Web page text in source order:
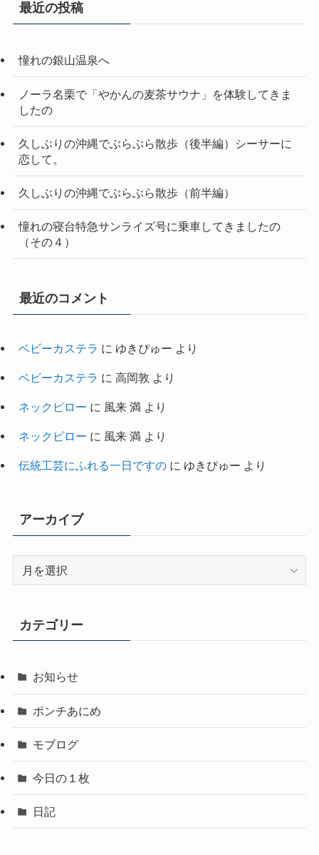
最近の投稿
憧れの銀山温泉へ
ノーラ名栗で「やかんの麦茶サウナ」を体験してきま
したの
久しぶりの沖縄でぶらぶら散歩（後半編）シーサーに
恋して。
久しぶりの沖縄でぶらぶら散歩（前半編）
憧れの寝台特急サンライズ号に乗車してきましたの
（その４）
最近のコメント
ベビーカステラ に ゆきぴゅー より
ベビーカステラ に 高岡敦 より
ネックピロー に 風来 満 より
ネックピロー に 風来 満 より
伝統工芸にふれる一日ですのに ゆきぴゅー より
アーカイブ
ブ
カテゴリー
お知らせ
ポンチあにめ
モブログ
今日の１枚
日記